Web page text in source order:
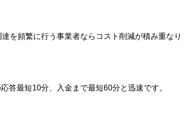
を頻繁に行う事業者ならコスト削減が積み重なり
答最短10分、入金まで最短60分と迅速です。